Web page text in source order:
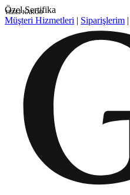
Online Pırlanta Mağazası
Müşteri Hizmetleri | Siparişlerim |
HIZLI KARGO